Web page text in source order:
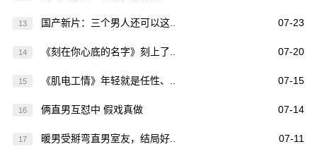
13 国产新片：三个男人还可以这.. 07-23
14 《刻在你心底的名字》刻上了.. 07-20
15 《肌电工情》年轻就是任性、.. 07-15
16 俩直男互怼中 假戏真做 07-14
17 暖男受掰弯直男室友，结局好.. 07-11